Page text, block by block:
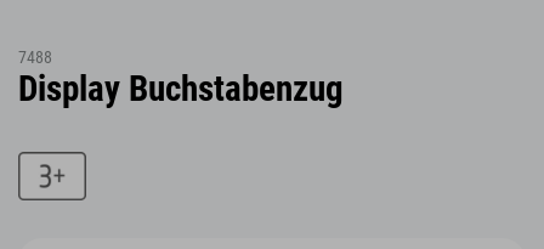
7488
Display Buchstabenzug